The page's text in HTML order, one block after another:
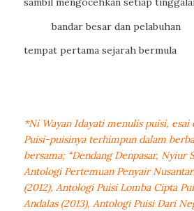
bandar besar dan pelabuhan
tempat pertama sejarah bermula
*Ni Wayan Idayati menulis puisi,
Puisi-puisinya terhimpun dalam
bersama; “Dendang Denpasar, Nyiur
Antologi Pertemuan Penyair
(2012), Antologi Puisi Lomba Cipta
Andalas (2013), Antologi Puisi Dari